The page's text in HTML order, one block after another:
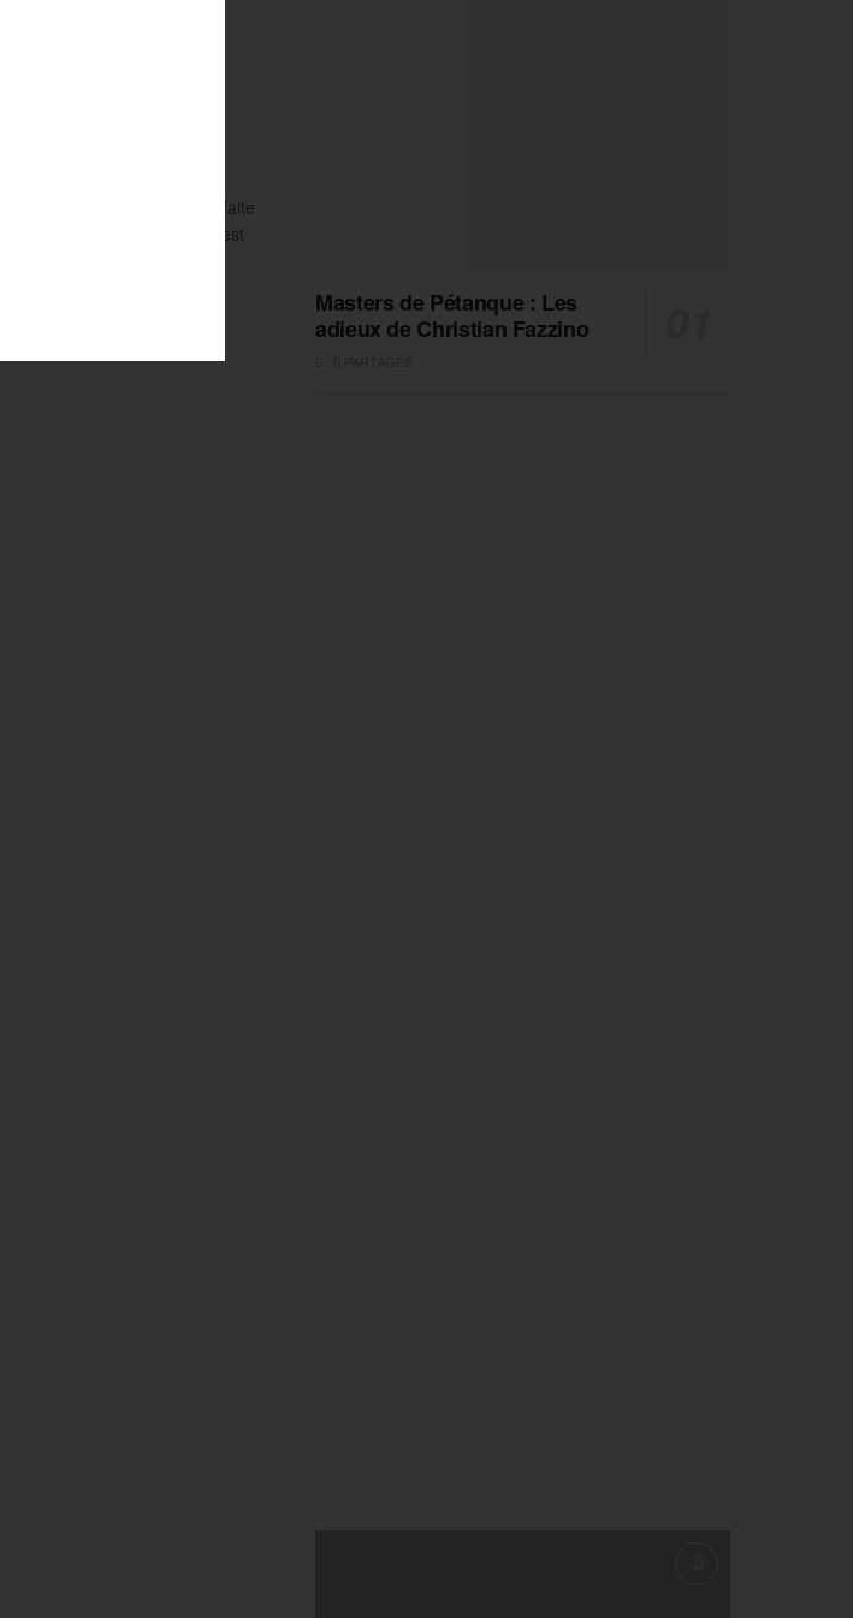
Madrid,
enchaîne une huitième défaite
ancien de la maison, s’est
Masters de Pétanque : Les
adieux de Christian Fazzino